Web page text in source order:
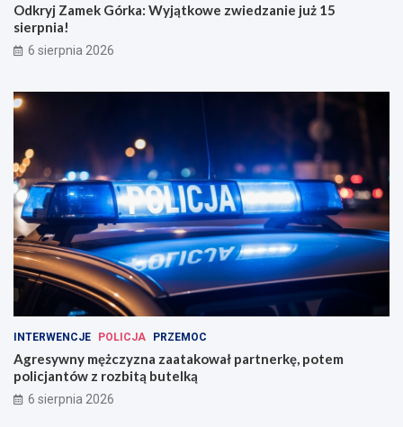
Odkryj Zamek Górka: Wyjątkowe zwiedzanie już 15
sierpnia!
6 sierpnia 2026
INTERWENCJE POLICJA PRZEMOC
Agresywny mężczyzna zaatakował partnerkę, potem
policjantów z rozbitą butelką
6 sierpnia 2026